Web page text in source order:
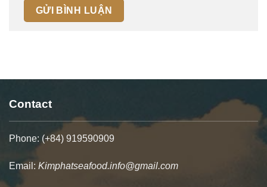
Contact
Phone: (+84) 919590909
Email: Kimphatseafood.info@gmail.com